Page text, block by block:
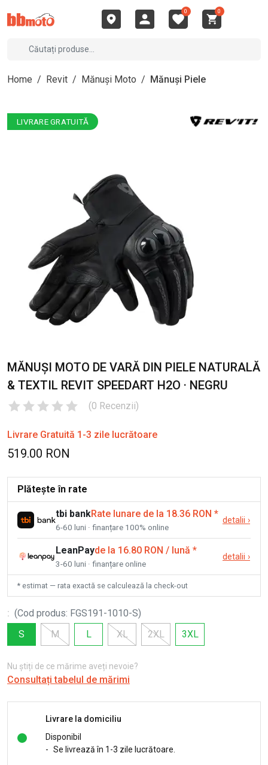
0 0
Home / Revit / Mănuși Moto / Mănuși Piele
LIVRARE GRATUITĂ
MĂNUȘI MOTO DE VARĂ DIN PIELE NATURALĂ
& TEXTIL REVIT SPEEDART H2O · NEGRU
(0 Recenzii)
Livrare Gratuită 1-3 zile lucrătoare
519.00 RON
Plătește în rate
tbi bankRate lunare de la 18.36 RON *
6-60 luni · finanțare 100% online
detalii ›
LeanPayde la 16.80 RON / lună *
3-60 luni · finanțare online
detalii ›
* estimat — rata exactă se calculează la check-out
: (Cod produs: FGS191-1010-S)
S
M L XL 2XL 3XL
Nu știți de ce mărime aveți nevoie?
Consultați tabelul de mărimi
Livrare la domiciliu
Disponibil
- Se livrează în 1-3 zile lucrătoare.